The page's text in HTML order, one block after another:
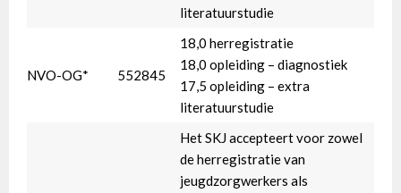
literatuurstudie
NVO-OG* 552845
18,0 herregistratie
18,0 opleiding – diagnostiek
17,5 opleiding – extra
literatuurstudie
Het SKJ accepteert voor zowel
de herregistratie van
jeugdzorgwerkers als